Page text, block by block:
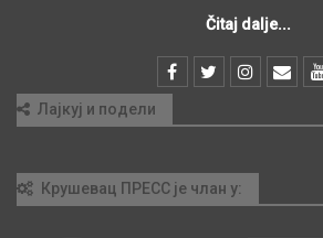
Čitaj dalje...
Лајкуј и подели
Крушевац ПРЕСС је члан у: